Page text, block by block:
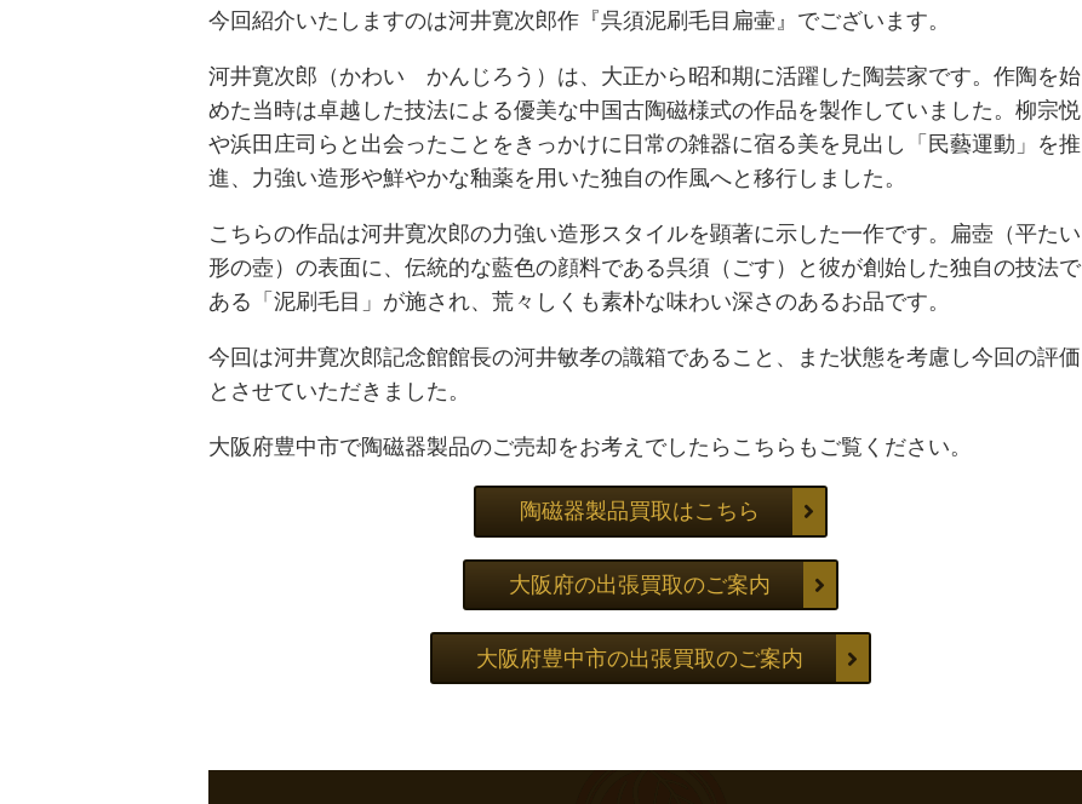
今回紹介いたしますのは河井寛次郎作『呉須泥刷毛目扁壷』でございます。
河井寛次郎（かわい かんじろう）は、大正から昭和期に活躍した陶芸家です。作陶を始
めた当時は卓越した技法による優美な中国古陶磁様式の作品を製作していました。柳宗悦
や浜田庄司らと出会ったことをきっかけに日常の雑器に宿る美を見出し「民藝運動」を推
進、力強い造形や鮮やかな釉薬を用いた独自の作風へと移行しました。
こちらの作品は河井寛次郎の力強い造形スタイルを顕著に示した一作です。扁壺（平たい
形の壺）の表面に、伝統的な藍色の顔料である呉須（ごす）と彼が創始した独自の技法で
ある「泥刷毛目」が施され、荒々しくも素朴な味わい深さのあるお品です。
今回は河井寛次郎記念館館長の河井敏孝の識箱であること、また状態を考慮し今回の評価
とさせていただきました。
大阪府豊中市で陶磁器製品のご売却をお考えでしたらこちらもご覧ください。
陶磁器製品買取はこちら
大阪府の出張買取のご案内
大阪府豊中市の出張買取のご案内